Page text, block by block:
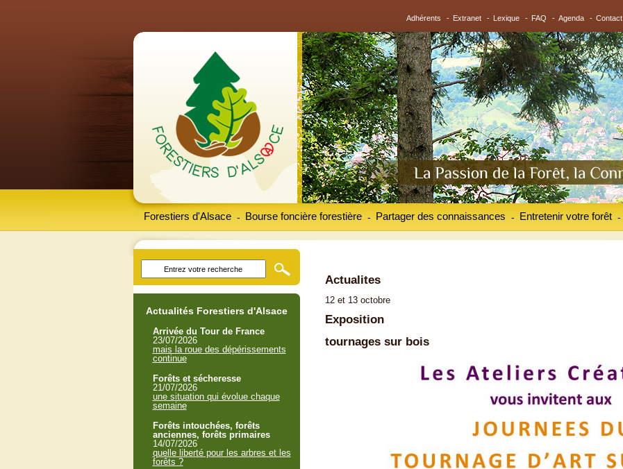
Adhérents - Extranet - Lexique - FAQ - Agenda - Contact
Forestiers d'Alsace Bourse foncière forestière
- Partager des connaissances
- Entretenir votre forêt
- -
Actualites
12 et 13 octobre
Exposition
tournages sur bois
Actualités Forestiers d'Alsace
Arrivée du Tour de France
23/07/2026
mais la roue des dépérissements
continue
Forêts et sécheresse
21/07/2026
une situation qui évolue chaque
semaine
Forêts intouchées, forêts
anciennes, forêts primaires
14/07/2026
quelle liberté pour les arbres et les
forêts ?